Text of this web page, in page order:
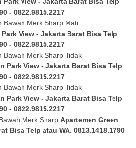
Park View - Jakarta Barat Bisa Telp
- 0822.9815.2217
Bawah Merk Sharp Mati
View - Jakarta Barat Bisa Telp
- 0822.9815.2217
Bawah Merk Sharp Tidak
Park View - Jakarta Barat Bisa Telp
- 0822.9815.2217
Bawah Merk Sharp Tidak
Park View - Jakarta Barat Bisa Telp
- 0822.9815.2217
Merk Sharp Apartemen Green
Bisa Telp atau WA. 0813.1418.1790